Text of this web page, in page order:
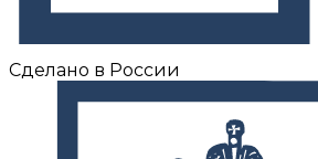
Сделано в России